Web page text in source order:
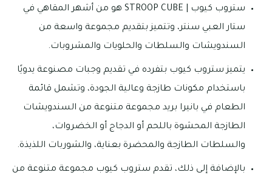
ستروب كيوب | STROOP CUBE هو من أشهر المقاهي في
ستار العبي سنتر، وتتميز بتقديم مجموعة واسعة من
السندويشات والسلطات والحلويات والمشروبات.
يتميز ستروب كيوب بتفرده في تقديم وجبات مصنوعة يدويًا
باستخدام مكونات طازجة وعالية الجودة، وتشمل قائمة
الطعام في بانيرا بريد مجموعة متنوعة من السندويشات
الطازجة المحشوة باللحم أو الدجاج أو الخضروات،
والسلطات الطازجة والمحضرة بعناية، والشوربات اللذيذة.
بالإضافة إلى ذلك، تقدم ستروب كيوب مجموعة متنوعة من